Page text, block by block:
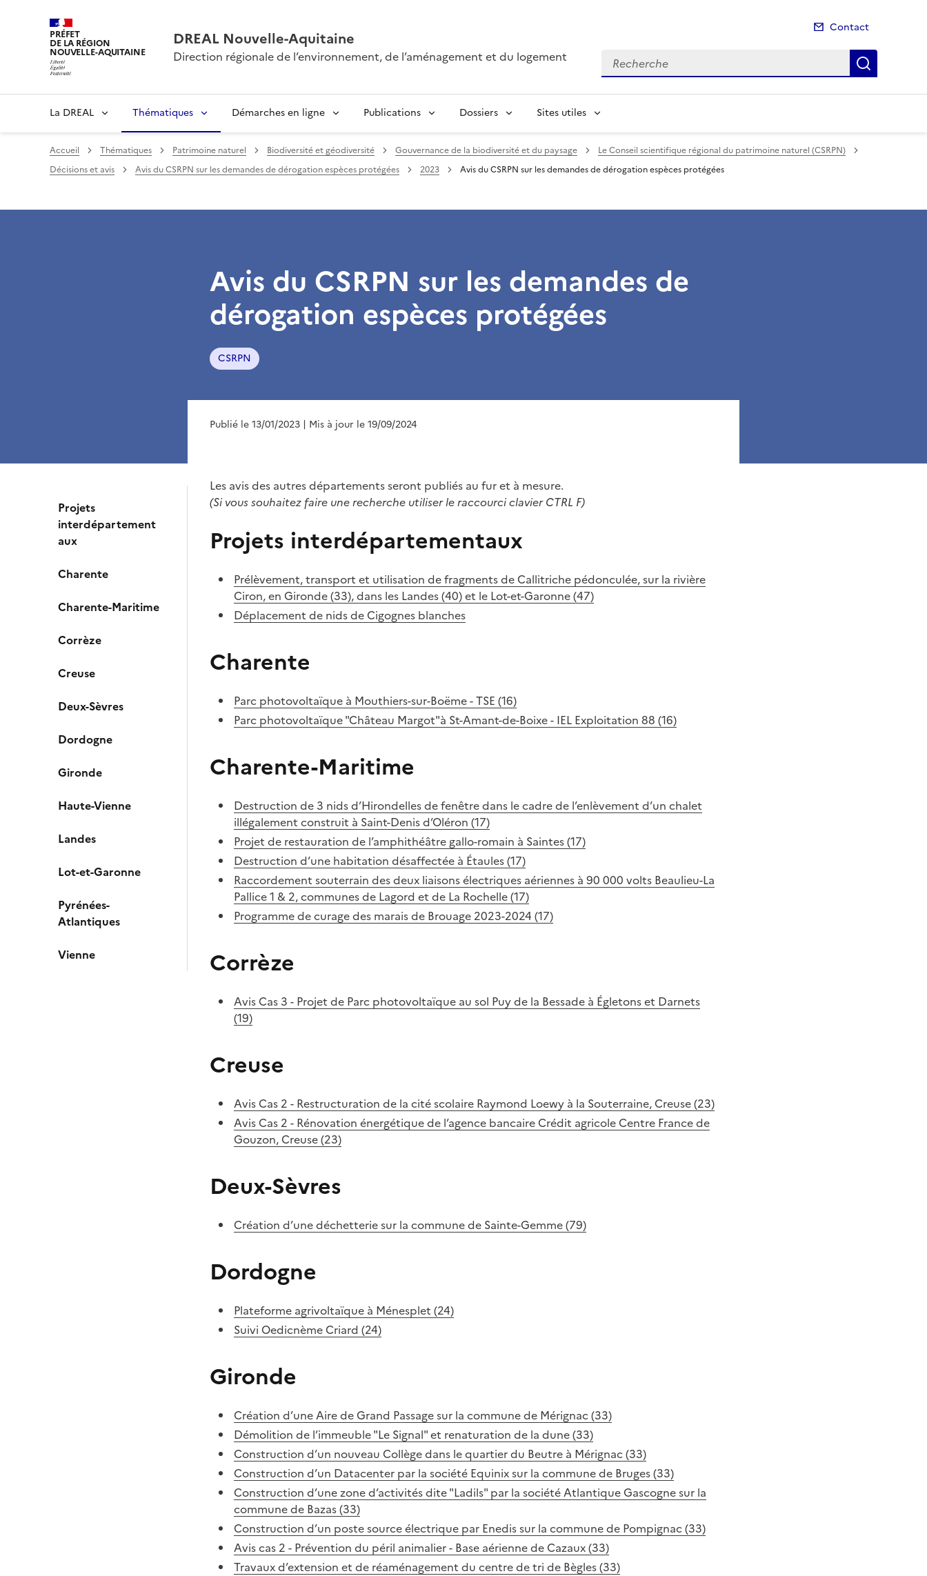
PRÉFET
DE LA RÉGION
NOUVELLE-AQUITAINE
DREAL Nouvelle-Aquitaine
Direction régionale de l’environnement, de l’aménagement et du logement
Contact
Recherche
La DREAL Thématiques Démarches en ligne Publications Dossiers Sites utiles
Accueil Thématiques Patrimoine naturel Biodiversité et géodiversité Gouvernance de la biodiversité et du paysage
Le Conseil scientifique régional du patrimoine naturel (CSRPN)
Décisions et avis
Avis du CSRPN sur les demandes de dérogation espèces protégées 2023 Avis du CSRPN sur les demandes de dérogation espèces protégées
Projets
interdépartement
aux
Charente
Charente-Maritime
Corrèze
Creuse
Deux-Sèvres
Dordogne
Gironde
Haute-Vienne
Landes
Lot-et-Garonne
Pyrénées-
Atlantiques
Vienne
Avis du CSRPN sur les demandes de
dérogation espèces protégées
CSRPN
Publié le 13/01/2023 | Mis à jour le 19/09/2024
Les avis des autres départements seront publiés au fur et à mesure.
(Si vous souhaitez faire une recherche utiliser le raccourci clavier CTRL F)
Projets interdépartementaux
Prélèvement, transport et utilisation de fragments de Callitriche pédonculée, sur la rivière
Ciron, en Gironde (33), dans les Landes (40) et le Lot-et-Garonne (47)
Déplacement de nids de Cigognes blanches
Charente
Parc photovoltaïque à Mouthiers-sur-Boëme - TSE (16)
Parc photovoltaïque "Château Margot"à St-Amant-de-Boixe - IEL Exploitation 88 (16)
Charente-Maritime
Destruction de 3 nids d’Hirondelles de fenêtre dans le cadre de l’enlèvement d’un chalet
illégalement construit à Saint-Denis d’Oléron (17)
Projet de restauration de l’amphithéâtre gallo-romain à Saintes (17)
Destruction d’une habitation désaffectée à Étaules (17)
Raccordement souterrain des deux liaisons électriques aériennes à 90 000 volts Beaulieu-La
Pallice 1 & 2, communes de Lagord et de La Rochelle (17)
Programme de curage des marais de Brouage 2023-2024 (17)
Corrèze
Avis Cas 3 - Projet de Parc photovoltaïque au sol Puy de la Bessade à Égletons et Darnets
(19)
Creuse
Avis Cas 2 - Restructuration de la cité scolaire Raymond Loewy à la Souterraine, Creuse (23)
Avis Cas 2 - Rénovation énergétique de l’agence bancaire Crédit agricole Centre France de
Gouzon, Creuse (23)
Deux-Sèvres
Création d’une déchetterie sur la commune de Sainte-Gemme (79)
Dordogne
Plateforme agrivoltaïque à Ménesplet (24)
Suivi Oedicnème Criard (24)
Gironde
Création d’une Aire de Grand Passage sur la commune de Mérignac (33)
Démolition de l’immeuble "Le Signal" et renaturation de la dune (33)
Construction d’un nouveau Collège dans le quartier du Beutre à Mérignac (33)
Construction d’un Datacenter par la société Equinix sur la commune de Bruges (33)
Construction d’une zone d’activités dite "Ladils" par la société Atlantique Gascogne sur la
commune de Bazas (33)
Construction d’un poste source électrique par Enedis sur la commune de Pompignac (33)
Avis cas 2 - Prévention du péril animalier - Base aérienne de Cazaux (33)
Travaux d’extension et de réaménagement du centre de tri de Bègles (33)